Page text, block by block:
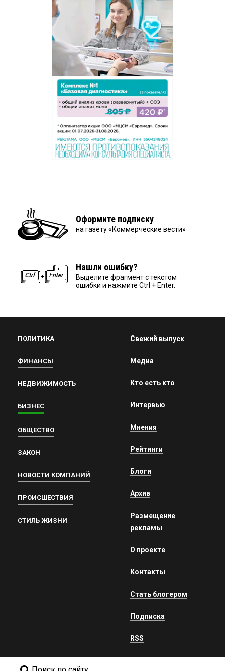
Оформите подписку
на газету «Коммерческие вести»
Нашли ошибку?
Выделите фрагмент с текстом
ошибки и нажмите Ctrl + Enter.
ПОЛИТИКА
ФИНАНСЫ
НЕДВИЖИМОСТЬ
БИЗНЕС
ОБЩЕСТВО
ЗАКОН
НОВОСТИ КОМПАНИЙ
ПРОИСШЕСТВИЯ
СТИЛЬ ЖИЗНИ
Свежий выпуск
Медиа
Кто есть кто
Интервью
Мнения
Рейтинги
Блоги
Архив
Размещение
рекламы
О проекте
Контакты
Стать блогером
Подписка
RSS